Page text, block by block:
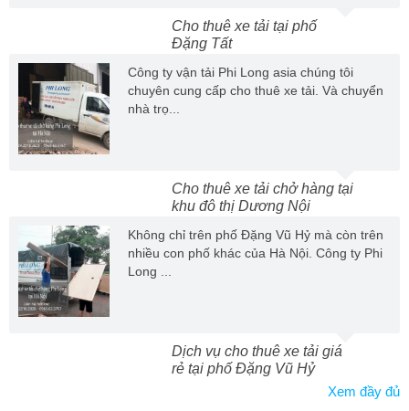
Cho thuê xe tải tại phố
Đặng Tất
Công ty vận tải Phi Long asia chúng tôi
chuyên cung cấp cho thuê xe tải. Và chuyển
nhà trọ...
Cho thuê xe tải chở hàng tại
khu đô thị Dương Nội
Không chỉ trên phố Đặng Vũ Hỷ mà còn trên
nhiều con phố khác của Hà Nội. Công ty Phi
Long ...
Dịch vụ cho thuê xe tải giá
rẻ tại phố Đặng Vũ Hỷ
Xem đầy đủ